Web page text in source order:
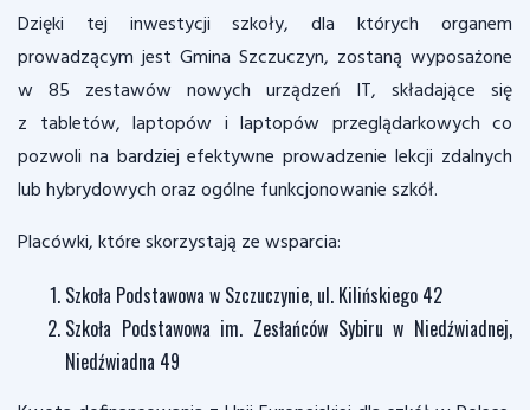
Dzięki tej inwestycji szkoły, dla których organem
prowadzącym jest Gmina Szczuczyn, zostaną wyposażone
w 85 zestawów nowych urządzeń IT, składające się
z tabletów, laptopów i laptopów przeglądarkowych co
pozwoli na bardziej efektywne prowadzenie lekcji zdalnych
lub hybrydowych oraz ogólne funkcjonowanie szkół.
Placówki, które skorzystają ze wsparcia:
Szkoła Podstawowa w Szczuczynie, ul. Kilińskiego 42
Szkoła Podstawowa im. Zesłańców Sybiru w Niedźwiadnej,
Niedźwiadna 49